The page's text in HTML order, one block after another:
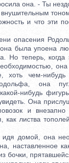
она. - Ты
и что эти
опасения
была упоена
Но теперь, когда
она
хоть чем-нибудь
она
нибудь
Она
и внезапно
как листва
домой, она
наставленное
бочки,